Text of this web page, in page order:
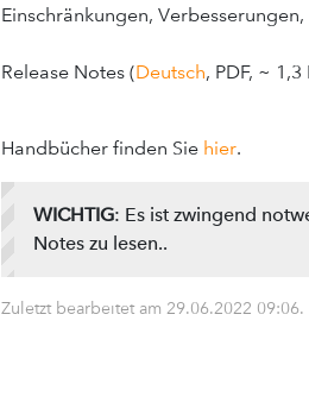
Einschränkungen,
Release Notes (Deutsch, PDF, ~ 1,3
Handbücher finden Sie hier.
WICHTIG: Es ist zwingend
Notes zu lesen..
Zuletzt bearbeitet am 29.06.2022 09:06.